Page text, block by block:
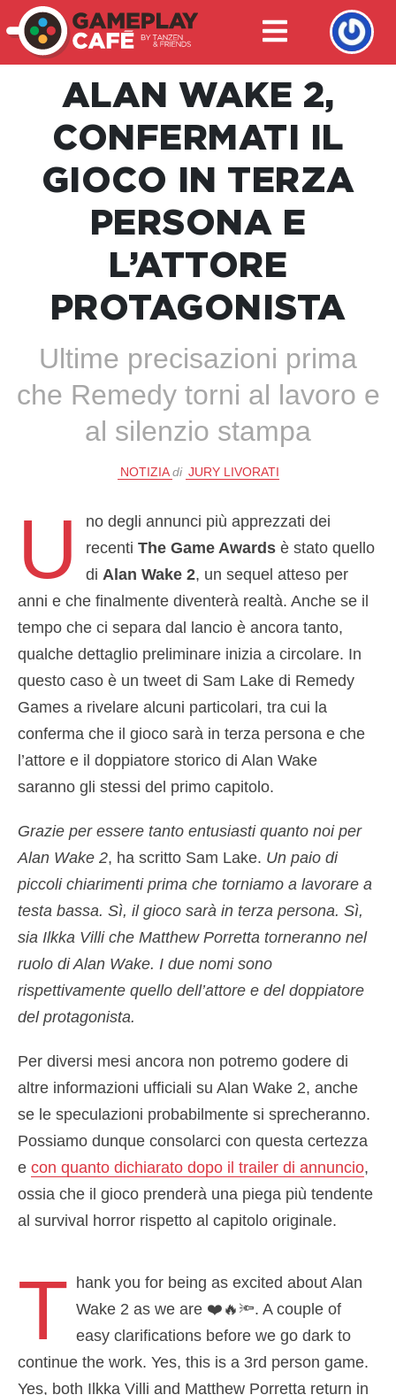
ALAN WAKE 2,
CONFERMATI IL
GIOCO IN TERZA
PERSONA E
L’ATTORE
PROTAGONISTA
Ultime precisazioni prima
che Remedy torni al lavoro e
al silenzio stampa
NOTIZIA di JURY LIVORATI
U
no degli annunci più apprezzati dei
recentiThe Game Awards è stato quello
diAlan Wake 2, un sequel atteso per
anni e che finalmente diventerà realtà. Anche se il
tempo che ci separa dal lancio è ancora tanto,
qualche dettaglio preliminare inizia a circolare. In
questo caso è un tweet di Sam Lake di Remedy
Games a rivelare alcuni particolari, tra cui la
conferma che il gioco sarà in terza persona e che
l’attore e il doppiatore storico di Alan Wake
saranno gli stessi del primo capitolo.
Grazie per essere tanto entusiasti quanto noi per
Alan Wake 2, ha scritto Sam Lake. Un paio di
piccoli chiarimenti prima che torniamo a lavorare a
testa bassa. Sì, il gioco sarà in terza persona. Sì,
sia Ilkka Villi che Matthew Porretta torneranno nel
ruolo di Alan Wake. I due nomi sono
rispettivamente quello dell’attore e del doppiatore
del protagonista.
Per diversi mesi ancora non potremo godere di
altre informazioni ufficiali su Alan Wake 2, anche
se le speculazioni probabilmente si sprecheranno.
Possiamo dunque consolarci con questa certezza
e con quanto dichiarato dopo il trailer di annuncio,
ossia che il gioco prenderà una piega più tendente
al survival horror rispetto al capitolo originale.
T hank you for being as excited about Alan
Wake 2 as we are ❤️🔥🔦. A couple of
easy clarifications before we go dark to
continue the work. Yes, this is a 3rd person game.
Yes, both Ilkka Villi and Matthew Porretta return in